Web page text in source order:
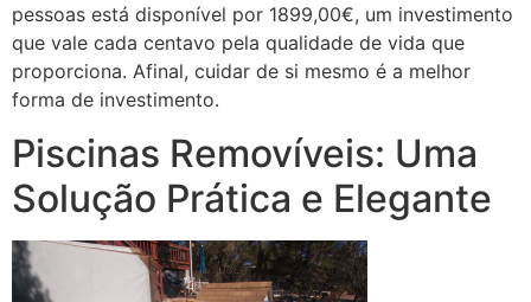
pessoas está disponível por 1899,00€, um investimento
que vale cada centavo pela qualidade de vida que
proporciona. Afinal, cuidar de si mesmo é a melhor
forma de investimento.
Piscinas Removíveis: Uma
Solução Prática e Elegante